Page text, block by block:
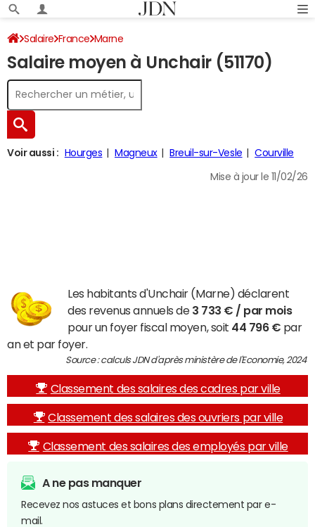
Salaire France Marne
Salaire moyen à Unchair (51170)
Voir aussi : Hourges Magneux Breuil-sur-Vesle Courville
Mise à jour le 11/02/26
Les habitants d'Unchair (Marne) déclarent
des revenus annuels de 3 733 € / par mois
pour un foyer fiscal moyen, soit 44 796 € par
an et par foyer.
Source : calculs JDN d'après ministère de l'Economie, 2024
Classement des salaires des cadres par ville
Classement des salaires des ouvriers par ville
Classement des salaires des employés par ville
A ne pas manquer
Recevez nos astuces et bons plans directement par e-
mail.